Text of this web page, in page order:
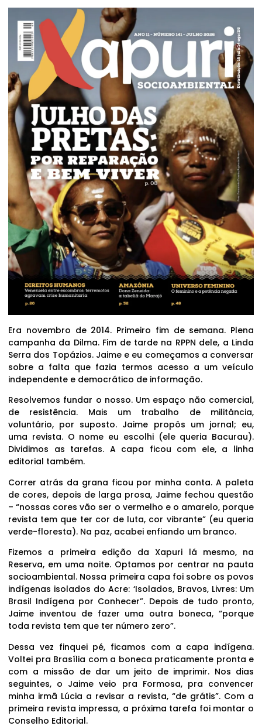
Era novembro de 2014. Primeiro fim de semana. Plena
campanha da Dilma. Fim de tarde na RPPN dele, a Linda
Serra dos Topázios. Jaime e eu começamos a conversar
sobre a falta que fazia termos acesso a um veículo
independente e democrático de informação.
Resolvemos fundar o nosso. Um espaço não comercial,
de resistência. Mais um trabalho de militância,
voluntário, por suposto. Jaime propôs um jornal; eu,
uma revista. O nome eu escolhi (ele queria Bacurau).
Dividimos as tarefas. A capa ficou com ele, a linha
editorial também.
Correr atrás da grana ficou por minha conta. A paleta
de cores, depois de larga prosa, Jaime fechou questão
– “nossas cores vão ser o vermelho e o amarelo, porque
revista tem que ter cor de luta, cor vibrante” (eu queria
verde-floresta). Na paz, acabei enfiando um branco.
Fizemos a primeira edição da Xapuri lá mesmo, na
Reserva, em uma noite. Optamos por centrar na pauta
socioambiental. Nossa primeira capa foi sobre os povos
indígenas isolados do Acre: ‘Isolados, Bravos, Livres: Um
Brasil Indígena por Conhecer”. Depois de tudo pronto,
Jaime inventou de fazer uma outra boneca, “porque
toda revista tem que ter número zero”.
Dessa vez finquei pé, ficamos com a capa indígena.
Voltei pra Brasília com a boneca praticamente pronta e
com a missão de dar um jeito de imprimir. Nos dias
seguintes, o Jaime veio pra Formosa, pra convencer
minha irmã Lúcia a revisar a revista, “de grátis”. Com a
primeira revista impressa, a próxima tarefa foi montar o
Conselho Editorial.